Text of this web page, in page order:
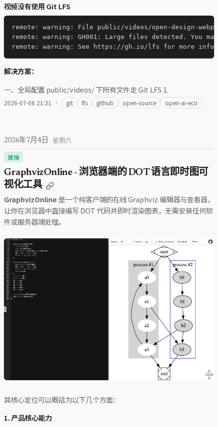
视频没有使用 Git LFS
remote: warning: File public/videos/open-design-
remote: warning: GH001: Large files detected.
解决方案：
一、全局配置 public/videos/ 下所有文件走 Git LFS 1.
2026-07-06 21:21 · git lfs github open-source open-ai-eco
2026年7月4日 星期六
链接
GraphvizOnline - 浏览器端的 DOT 语言即时图可
视化工具
GraphvizOnline是一个纯客户端的在线 Graphviz 编辑器与查看器，
让你在浏览器中直接编写 DOT 代码并即时渲染图表，无需安装任何软
件或服务器端处理。
其核心定位可以概括为以下几个方面：
1. 产品核心能力